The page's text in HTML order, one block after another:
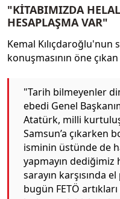
"KİTABIMIZDA
HESAPLAŞMA VAR"
Kemal Kılıçdaroğlu'nun
konuşmasının öne
"Tarih bilmeyenler
ebedi Genel
Atatürk, milli
Samsun’a çıkarken
isminin üstünde de
yapmayın
sarayın karşısında
bugün FETÖ